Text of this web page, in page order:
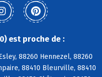
est proche de :
88260 Hennezel, 88260
88410 Bleurville, 88410